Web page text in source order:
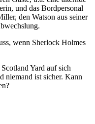
und das Bordpersonal
den Watson aus seiner
wenn Sherlock Holmes
Yard auf sich
niemand ist sicher. Kann